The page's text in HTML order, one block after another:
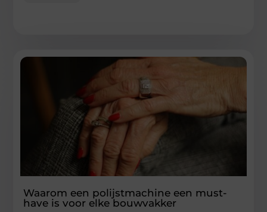
Waarom een polijstmachine een must-
have is voor elke bouwvakker